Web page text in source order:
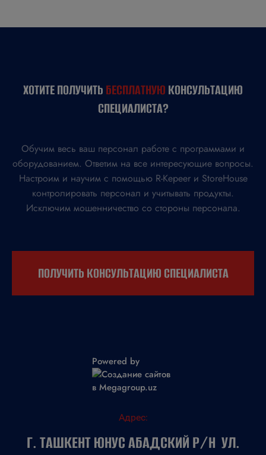
ХОТИТЕ ПОЛУЧИТЬБЕСПЛАТНУЮКОНСУЛЬТАЦИЮ
СПЕЦИАЛИСТА?
Обучим весь ваш персонал работе с программами и
оборудованием. Ответим на все интересующие вопросы.
Настроим и научим с помощью R-Kepeer и StoreHouse
контролировать персонал и учитывать продукты.
Исключим мошенничество со стороны персонала.
ПОЛУЧИТЬ КОНСУЛЬТАЦИЮ СПЕЦИАЛИСТА
Powered by
Адрес:
Г. ТАШКЕНТ ЮНУС АБАДСКИЙ Р/Н УЛ.